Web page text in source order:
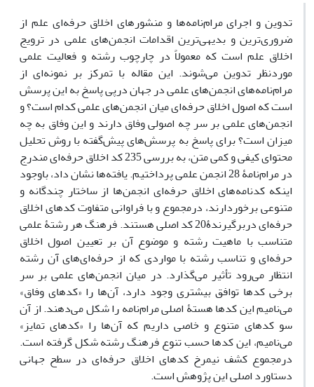
تدوین و اجرای مرام‌نامه‌ها و منشورهای اخلاق حرفه‌ای علم از
ضروری‌ترین و بدیهی‌ترین اقدامات انجمن‌های علمی در ترویج
اخلاق علم است که معمولاً در چارچوب رشته و فعالیت علمی
موردنظر تدوین می‌شوند. این مقاله با تمرکز بر نمونه‌ای از
مرام‌نامه‌های انجمن‌های‌ علمی در جهان درپی پاسخ به این پرسش
است که اصول اخلاق حرفه‌ای میان انجمن‌های علمی کدام است؟ و
انجمن‌های علمی بر سر چه اصولی وفاق دارند و این وفاق به چه
میزان است؟ برای پاسخ به پرسش‌های پیش‌گفته با روش تحلیل
محتوای کیفی و کمی متن، به بررسی 235 کد اخلاق حرفه‌ای مندرج
در مرام‌نامۀ 28 انجمن علمی پرداختیم. یافته‌ها نشان داد، باوجود
اینکه کدنامه‌های اخلاق حرفه‌ای انجمن‌ها از ساختار چندگانه و
متنوعی برخوردارند، درمجموع و با فراوانی متفاوت کدهای اخلاق
حرفه‌ای دربرگیرندۀ20 کد اصلی هستند. فرهنگ هر رشتۀ علمی
متناسب با ماهیت رشته و موضوع آن بر تعیین اصول اخلاق
حرفه‌ای و تناسب رشته با مواردی که از حرفه‌ای‌های آن رشته
انتظار می‌رود تأثیر می‌گذارد. در میان انجمن‌های علمی بر سر
برخی کدها توافق بیشتری وجود دارد، آن‌ها را «کدهای وفاق»
می‌نامیم این کدها هستۀ اصلی مرام‌نامه را شکل می‌دهند. از آن
سو کدهای متنوع و خاصی داریم که آن‌ها را «کدهای تمایز»
می‌نامیم، این کدها حسب تنوع فرهنگ رشته شکل گرفته است.
درمجموع کشف نیمرخ کدهای اخلاق حرفه‌ای در سطح جهانی
دستاورد اصلی این پژوهش است.